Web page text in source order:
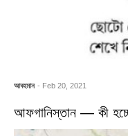
আবহমান - Feb 20, 2021
আফগানিস্তান — কী